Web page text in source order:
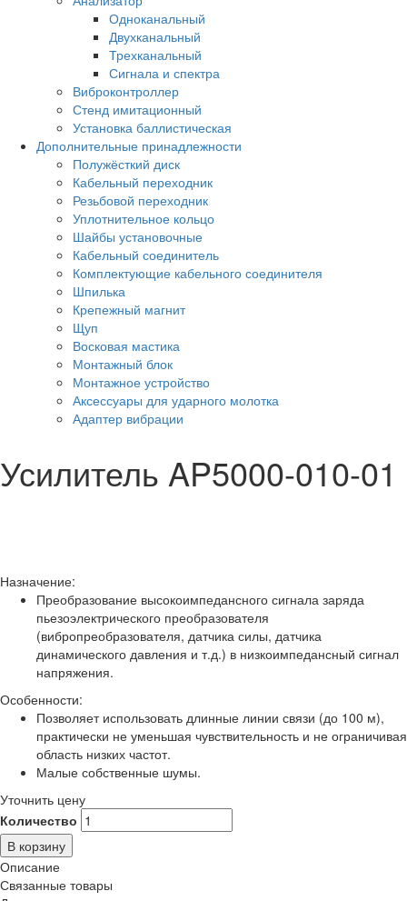
Одноканальный
Двухканальный
Трехканальный
Сигнала и спектра
Виброконтроллер
Стенд имитационный
Установка баллистическая
Дополнительные принадлежности
Полужёсткий диск
Кабельный переходник
Резьбовой переходник
Уплотнительное кольцо
Шайбы установочные
Кабельный соединитель
Комплектующие кабельного соединителя
Шпилька
Крепежный магнит
Щуп
Восковая мастика
Монтажный блок
Монтажное устройство
Аксессуары для ударного молотка
Адаптер вибрации
Усилитель AP5000-010-01
Назначение:
Преобразование высокоимпедансного сигнала заряда
пьезоэлектрического преобразователя
(вибропреобразователя, датчика силы, датчика
динамического давления и т.д.) в низкоимпедансный сигнал
напряжения.
Особенности:
Позволяет использовать длинные линии связи (до 100 м),
практически не уменьшая чувствительность и не ограничивая
область низких частот.
Малые собственные шумы.
Уточнить цену
Количество
В корзину
Описание
Связанные товары